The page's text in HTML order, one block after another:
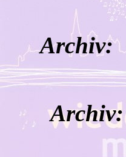
Archiv:
Archiv: